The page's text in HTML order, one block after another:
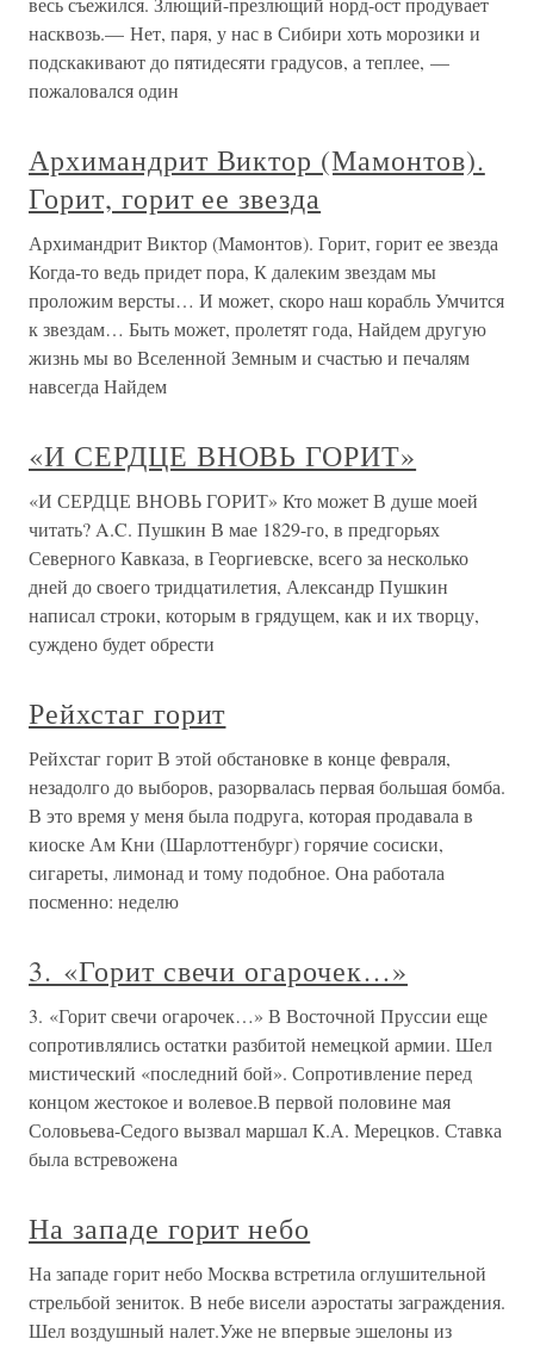
насквозь.— Нет, паря, у нас в Сибири хоть морозики и
подскакивают до пятидесяти градусов, а теплее, —
пожаловался один
Архимандрит Виктор (Мамонтов).
Горит, горит ее звезда
Архимандрит Виктор (Мамонтов). Горит, горит ее звезда
Когда-то ведь придет пора, К далеким звездам мы
проложим версты… И может, скоро наш корабль Умчится
к звездам… Быть может, пролетят года, Найдем другую
жизнь мы во Вселенной Земным и счастью и печалям
навсегда Найдем
«И СЕРДЦЕ ВНОВЬ ГОРИТ»
«И СЕРДЦЕ ВНОВЬ ГОРИТ» Кто может В душе моей
читать? A.C. Пушкин В мае 1829-го, в предгорьях
Северного Кавказа, в Георгиевске, всего за несколько
дней до своего тридцатилетия, Александр Пушкин
написал строки, которым в грядущем, как и их творцу,
суждено будет обрести
Рейхстаг горит
Рейхстаг горит В этой обстановке в конце февраля,
незадолго до выборов, разорвалась первая большая бомба.
В это время у меня была подруга, которая продавала в
киоске Ам Кни (Шарлоттенбург) горячие сосиски,
сигареты, лимонад и тому подобное. Она работала
посменно: неделю
3. «Горит свечи огарочек…»
3. «Горит свечи огарочек…» В Восточной Пруссии еще
сопротивлялись остатки разбитой немецкой армии. Шел
мистический «последний бой». Сопротивление перед
концом жестокое и волевое.В первой половине мая
Соловьева-Седого вызвал маршал К.А. Мерецков. Ставка
была встревожена
На западе горит небо
На западе горит небо Москва встретила оглушительной
стрельбой зениток. В небе висели аэростаты заграждения.
Шел воздушный налет.Уже не впервые эшелоны из